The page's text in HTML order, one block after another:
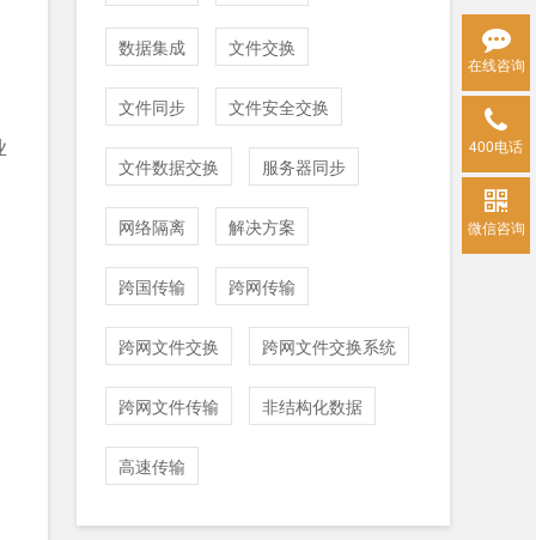
数据集成 文件交换
文件同步 文件安全交换
文件数据交换 服务器同步
网络隔离 解决方案
跨国传输 跨网传输
跨网文件交换 跨网文件交换系统
跨网文件传输 非结构化数据
高速传输
在线咨询
400电话
微信咨询